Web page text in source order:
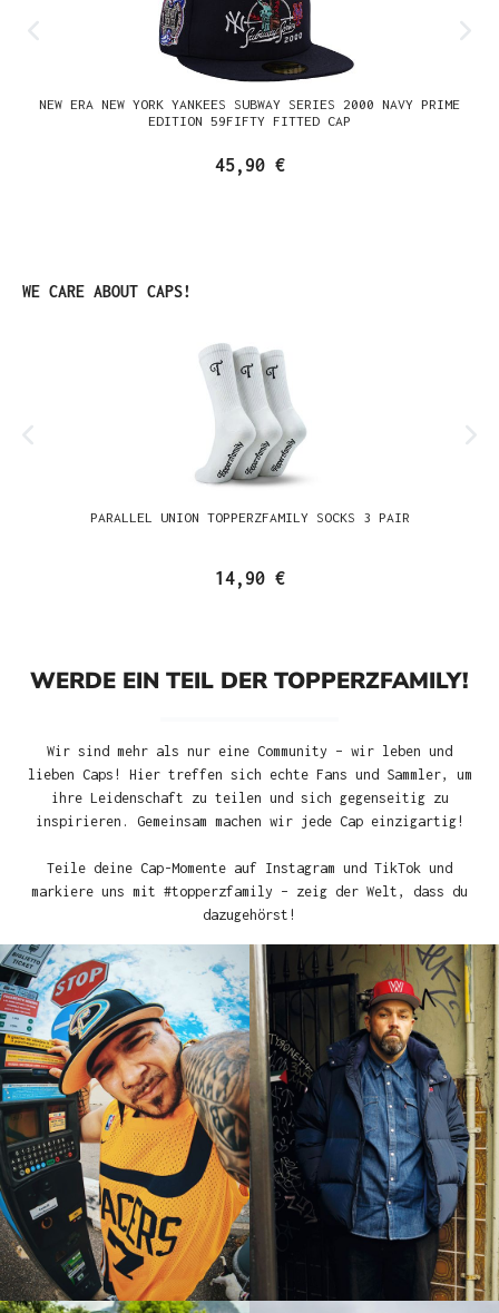
NEW ERA NEW YORK YANKEES SUBWAY SERIES 2000 NAVY PRIME
EDITION 59FIFTY FITTED CAP
45,90 €
Produktgalerie überspringen
WE CARE ABOUT CAPS!
PARALLEL UNION TOPPERZFAMILY SOCKS 3 PAIR
14,90 €
WERDE EIN TEIL DER TOPPERZFAMILY!
Wir sind mehr als nur eine Community – wir leben und
lieben Caps! Hier treffen sich echte Fans und Sammler, um
ihre Leidenschaft zu teilen und sich gegenseitig zu
inspirieren. Gemeinsam machen wir jede Cap einzigartig!
Teile deine Cap-Momente auf Instagram und TikTok und
markiere uns mit #topperzfamily – zeig der Welt, dass du
dazugehörst!